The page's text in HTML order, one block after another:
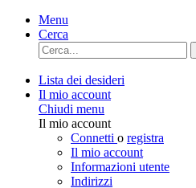
Menu
Cerca
Lista dei desideri
Il mio account
Chiudi menu
Il mio account
Connetti o registra
Il mio account
Informazioni utente
Indirizzi